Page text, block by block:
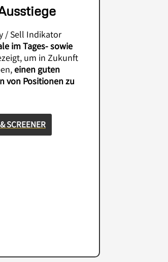
/ Sell Indikator
im Tages- sowie
um in Zukunft
einen guten
von Positionen zu
SCREENER